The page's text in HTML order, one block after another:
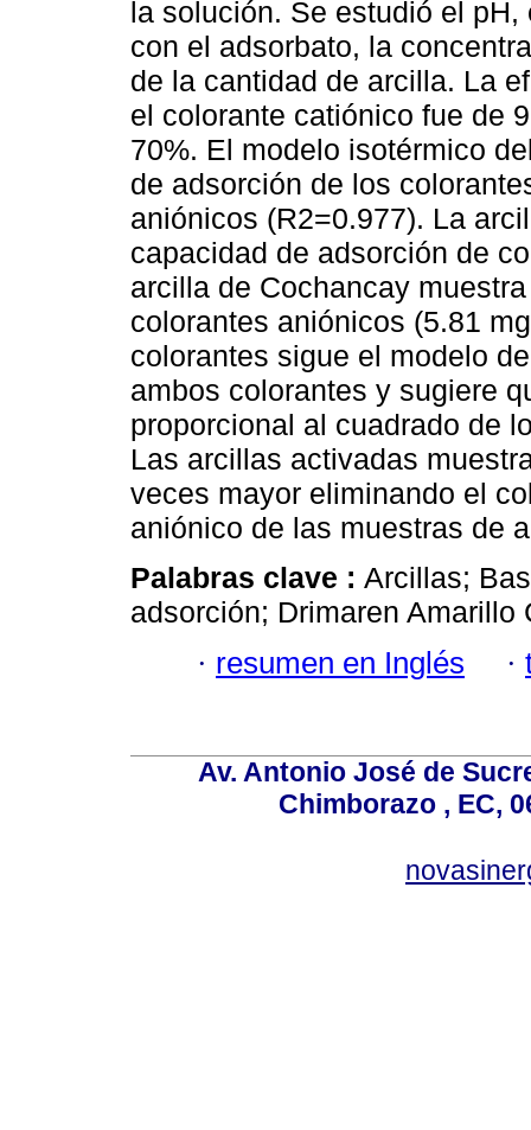
la solución. Se estudió el
con el adsorbato, la
de la cantidad de arcilla. La
el colorante catiónico fue de
70%. El modelo isotérmico
de adsorción de los
aniónicos (R2=0.977). La
capacidad de adsorción de
arcilla de Cochancay
colorantes aniónicos (5.81
colorantes sigue el modelo
ambos colorantes y sugiere
proporcional al cuadrado de
Las arcillas activadas
veces mayor eliminando el
aniónico de las muestras de
Palabras clave : Arcillas;
adsorción; Drimaren
· resumen en Inglés ·
Av. Antonio José de
Chimborazo , EC,